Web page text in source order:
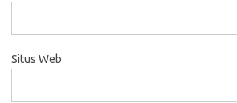
Situs Web